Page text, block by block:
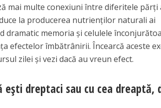
mai multe conexiuni între diferitele părți
la producerea nutrienților naturali ai
memoria și celulele
efectelor îmbătrânirii. Încearcă aceste
zilei și vezi dacă au vreun efect.
dreptaci sau cu cea dreaptă,